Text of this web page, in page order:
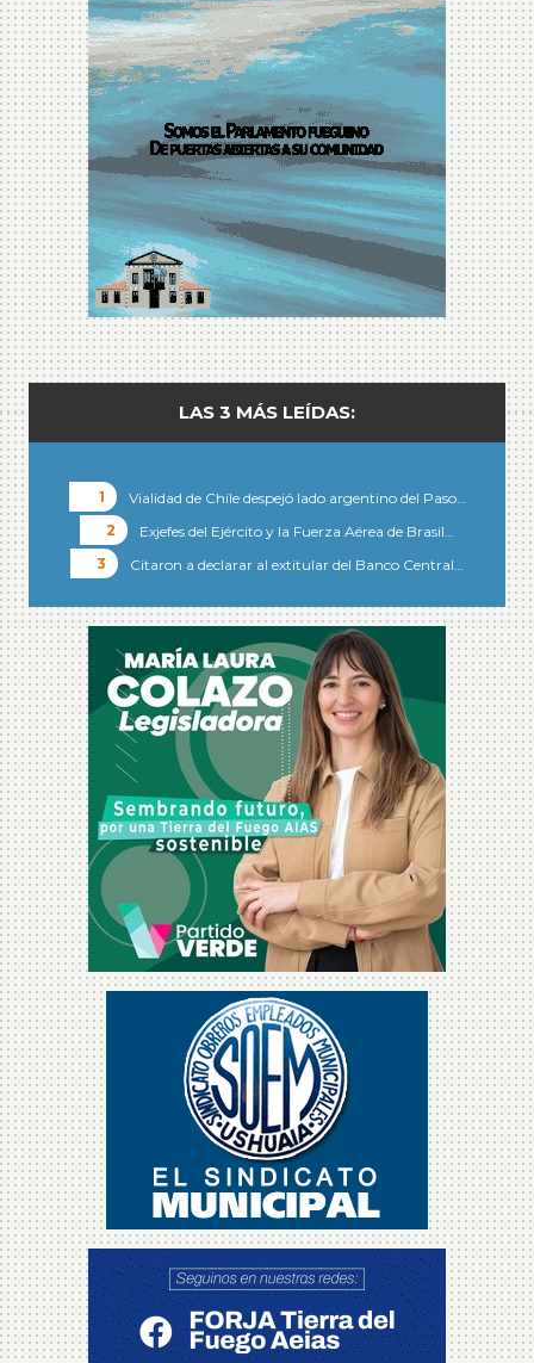
LAS 3 MÁS LEÍDAS:
Vialidad de Chile despejó lado argentino del Paso…
Exjefes del Ejército y la Fuerza Aérea de Brasil…
Citaron a declarar al extitular del Banco Central…